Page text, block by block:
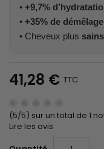
• +9,7%
• +35% de démêlage
• Cheveux plus sains
41,28 € TTC
(5/5) sur un total de 1
Lire les avis